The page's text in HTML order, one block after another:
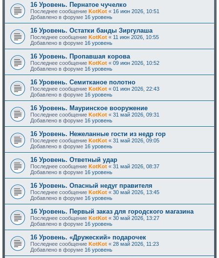
16 Уровень. Пернатое чучелко
Последнее сообщение KotKot « 16 июн 2026, 10:51
Добавлено в форуме 16 уровень
16 Уровень. Остатки банды Зиргулаша
Последнее сообщение KotKot « 11 июн 2026, 10:55
Добавлено в форуме 16 уровень
16 Уровень. Пропавшая корова
Последнее сообщение KotKot « 09 июн 2026, 10:52
Добавлено в форуме 16 уровень
16 Уровень. Семитканое полотно
Последнее сообщение KotKot « 01 июн 2026, 22:43
Добавлено в форуме 16 уровень
16 Уровень. Мауринское вооружение
Последнее сообщение KotKot « 31 май 2026, 09:31
Добавлено в форуме 16 уровень
16 Уровень. Нежеланные гости из недр гор
Последнее сообщение KotKot « 31 май 2026, 09:05
Добавлено в форуме 16 уровень
16 Уровень. Ответный удар
Последнее сообщение KotKot « 31 май 2026, 08:37
Добавлено в форуме 16 уровень
16 Уровень. Опасный недуг правителя
Последнее сообщение KotKot « 30 май 2026, 13:45
Добавлено в форуме 16 уровень
16 Уровень. Первый заказ для городского магазина
Последнее сообщение KotKot « 30 май 2026, 13:27
Добавлено в форуме 16 уровень
16 Уровень. «Дружеский» подарочек
Последнее сообщение KotKot « 28 май 2026, 11:23
Добавлено в форуме 16 уровень